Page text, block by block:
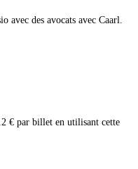
avec des avocats avec Caarl.
€ par billet en utilisant cette